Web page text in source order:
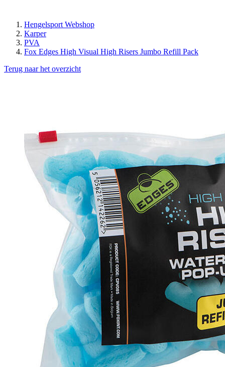
Hengelsport Webshop
Karper
PVA
Fox Edges High Visual High Risers Jumbo Refill Pack
Terug naar het overzicht